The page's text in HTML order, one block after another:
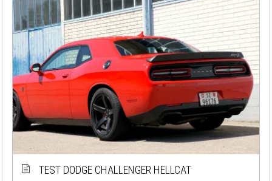
TEST DODGE CHALLENGER HELLCAT